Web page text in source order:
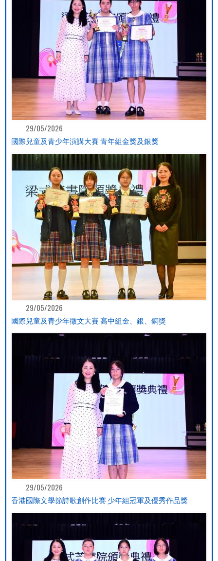
29/05/2026
國際兒童及青少年演講大賽 青年組金獎及銀獎
29/05/2026
國際兒童及青少年徵文大賽 高中組金、銀、銅獎
29/05/2026
香港國際文學節詩歌創作比賽 少年組冠軍及優秀作品獎